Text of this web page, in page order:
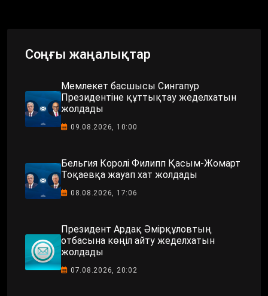
Соңғы жаңалықтар
Мемлекет басшысы Сингапур
Президентіне құттықтау жеделхатын
жолдады
09.08.2026, 10:00
Бельгия Королі Филипп Қасым-Жомарт
Тоқаевқа жауап хат жолдады
08.08.2026, 17:06
Президент Ардақ Әмірқұловтың
отбасына көңіл айту жеделхатын
жолдады
07.08.2026, 20:02